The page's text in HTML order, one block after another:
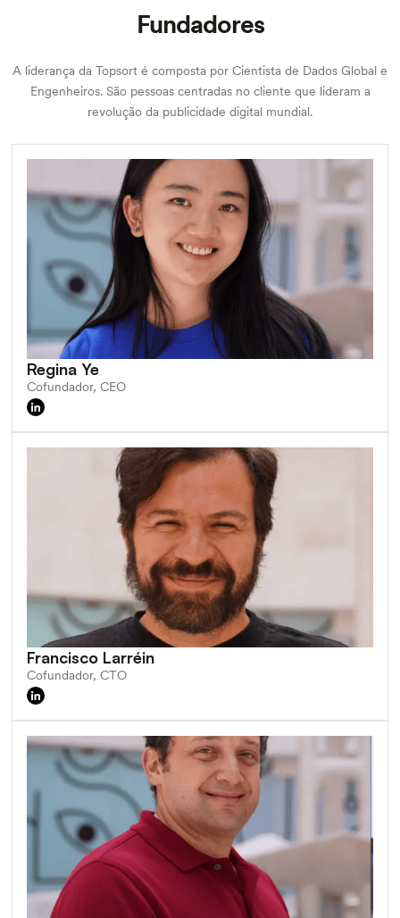
Fundadores
A liderança da Topsort é composta por Cientista de Dados Global e
Engenheiros. São pessoas centradas no cliente que lideram a
revolução da publicidade digital mundial.
Regina Ye
Cofundador, CEO
Francisco Larréin
Cofundador, CTO